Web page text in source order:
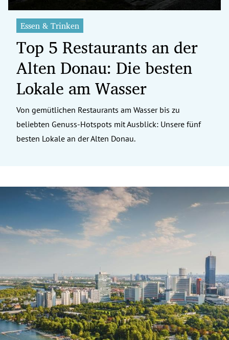
Essen & Trinken
Top 5 Restaurants an der
Alten Donau: Die besten
Lokale am Wasser
Von gemütlichen Restaurants am Wasser bis zu
beliebten Genuss-Hotspots mit Ausblick: Unsere fünf
besten Lokale an der Alten Donau.